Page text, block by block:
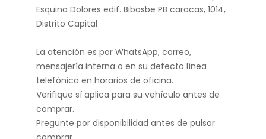
Esquina Dolores edif. Bibasbe PB caracas, 1014,
Distrito Capital
La atención es por WhatsApp, correo,
mensajería interna o en su defecto línea
telefónica en horarios de oficina.
Verifique sí aplica para su vehículo antes de
comprar.
Pregunte por disponibilidad antes de pulsar